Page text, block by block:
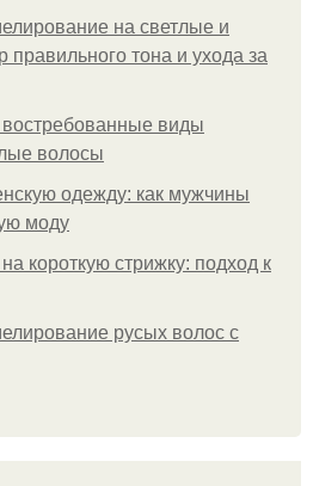
на светлые и
тона и ухода за
виды
волосы
одежду: как мужчины
моду
короткую стрижку: подход к
русых волос с